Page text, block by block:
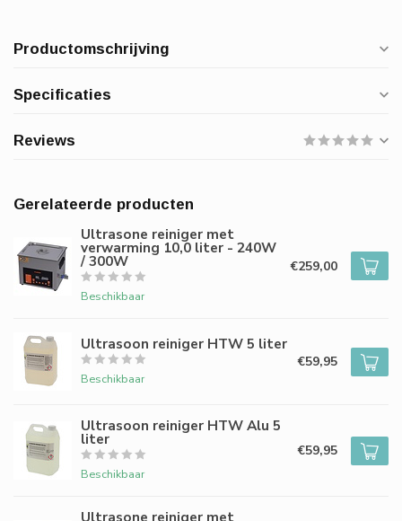
Productomschrijving
Specificaties
Reviews
Gerelateerde producten
Ultrasone reiniger met
verwarming 10,0 liter - 240W
/ 300W
Beschikbaar
€259,00
Ultrasoon reiniger HTW 5 liter
Beschikbaar
€59,95
Ultrasoon reiniger HTW Alu 5
liter
Beschikbaar
€59,95
Ultrasone reiniger met